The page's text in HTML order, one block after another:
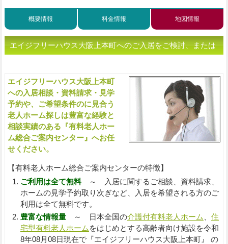
概要情報 料金情報 地図情報
エイジフリーハウス大阪上本町へのご入居をご検討、または
エイジフリーハウス大阪上本町
への入居相談・資料請求・見学
予約や、ご希望条件のに見合う
老人ホーム探しは豊富な経験と
相談実績のある『有料老人ホー
ム総合ご案内センター』へお任
せください。
【有料老人ホーム総合ご案内センターの特徴】
ご利用は全て無料～ 入居に関するご相談、資料請求、
ホームの見学予約取り次ぎなど、入居を希望される方のご
利用は全て無料です。
豊富な情報量～ 日本全国の介護付有料老人ホーム
住
宅型有料老人ホーム をはじめとする高齢者向け施設を令和
8年08月08日現在で『エイジフリーハウス大阪上本町』 の